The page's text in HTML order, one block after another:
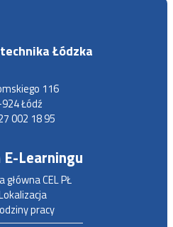
Łódzka
116
Łódź
002 18 95
Learningu
główna CEL PŁ
pracy